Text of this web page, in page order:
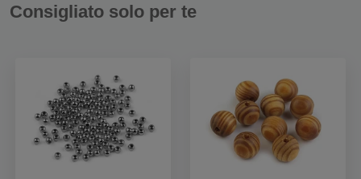
Consigliato solo per te